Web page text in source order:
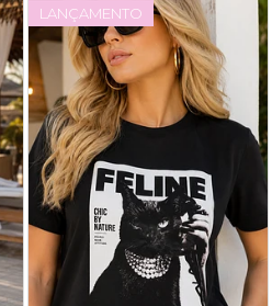
LANÇAMENTO